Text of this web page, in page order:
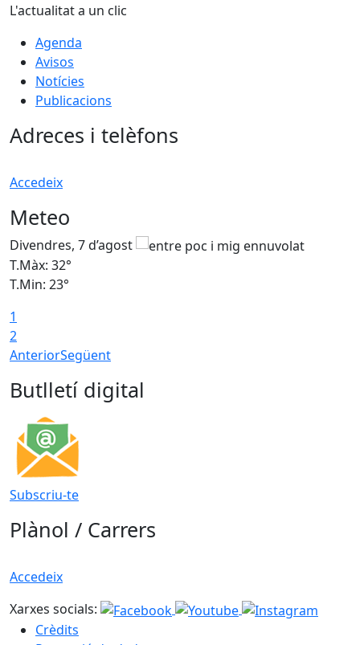
L'actualitat a un clic
Agenda
Avisos
Notícies
Publicacions
Adreces i telèfons
Accedeix
Meteo
Divendres, 7 d’agost
T.Màx: 32°
T.Min: 23°
1
2
AnteriorSegüent
Butlletí digital
Subscriu-te
Plànol / Carrers
Accedeix
Xarxes socials:
Crèdits